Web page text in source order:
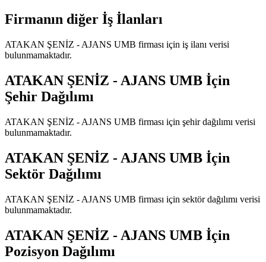
Firmanın diğer İş İlanları
ATAKAN ŞENİZ - AJANS UMB firması için iş ilanı verisi
bulunmamaktadır.
ATAKAN ŞENİZ - AJANS UMB İçin
Şehir Dağılımı
ATAKAN ŞENİZ - AJANS UMB firması için şehir dağılımı verisi
bulunmamaktadır.
ATAKAN ŞENİZ - AJANS UMB İçin
Sektör Dağılımı
ATAKAN ŞENİZ - AJANS UMB firması için sektör dağılımı verisi
bulunmamaktadır.
ATAKAN ŞENİZ - AJANS UMB İçin
Pozisyon Dağılımı